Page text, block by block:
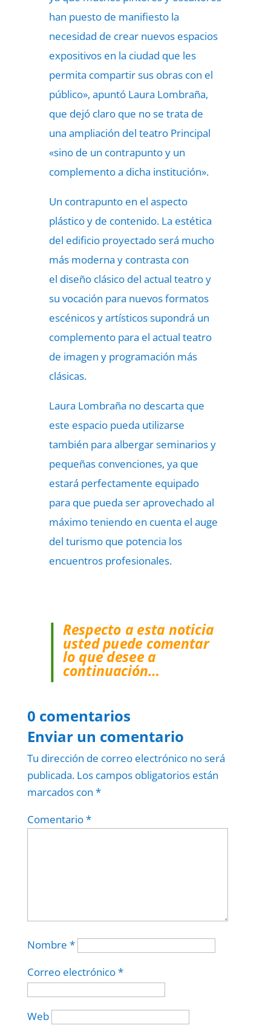
han puesto de manifiesto la
necesidad de crear nuevos espacios
expositivos en la ciudad que les
permita compartir sus obras con el
público», apuntó Laura Lombraña,
que dejó claro que no se trata de
una ampliación del teatro Principal
«sino de un contrapunto y un
complemento a dicha institución».
Un contrapunto en el aspecto
plástico y de contenido. La estética
del edificio proyectado será mucho
más moderna y contrasta con
el diseño clásico del actual teatro y
su vocación para nuevos formatos
escénicos y artísticossupondrá un
complemento para el actual teatro
de imagen y programación más
clásicas.
Laura Lombraña no descarta que
este espacio pueda utilizarse
también para albergar seminarios y
pequeñas convenciones, ya que
estará perfectamente equipado
para que pueda ser aprovechado al
máximo teniendo en cuenta el auge
del turismo que potencia los
encuentros profesionales.
Respecto a esta noticia
usted puede comentar
lo que desee a
continuación…
0 comentarios
Enviar un comentario
Tu dirección de correo electrónico no será
publicada. Los campos obligatorios están
marcados con *
Comentario*
Nombre *
Correo electrónico*
Web